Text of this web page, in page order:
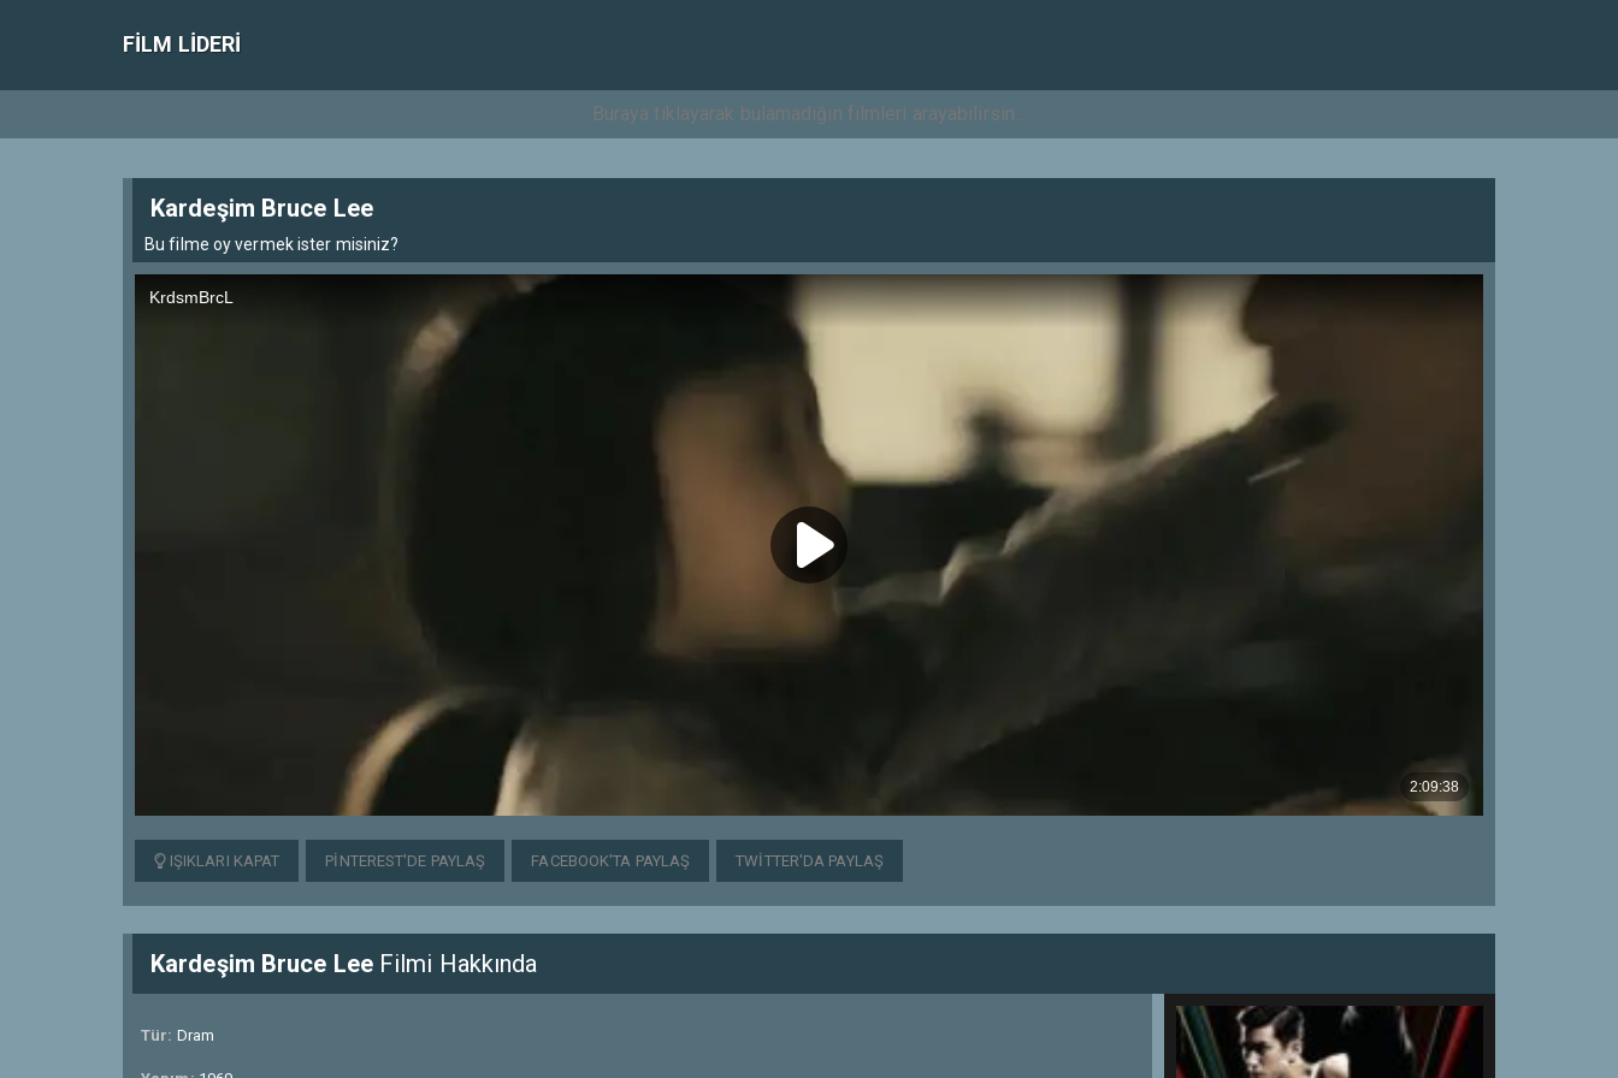
FILM LIDERI
Kardeşim Bruce Lee
Bu filme oy vermek ister misiniz?
IŞIKLARI KAPAT PINTEREST'DE PAYLAŞ FACEBOOK'TA PAYLAŞ TWITTER'DA PAYLAŞ
Kardeşim Bruce LeeFilmi Hakkında
Tür: Dram